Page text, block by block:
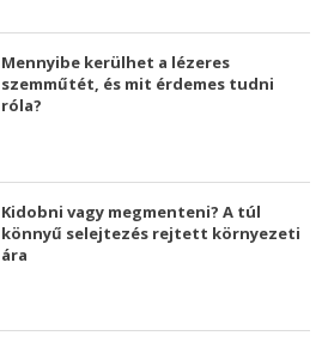
Mennyibe kerülhet a lézeres
szemműtét, és mit érdemes tudni
róla?
Kidobni vagy megmenteni? A túl
könnyű selejtezés rejtett környezeti
ára